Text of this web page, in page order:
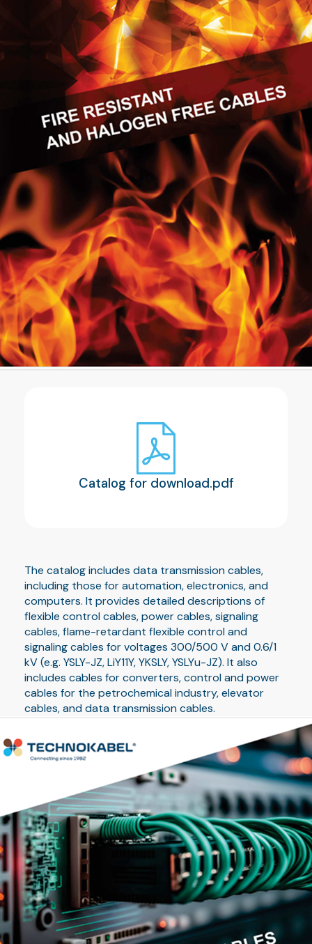
Catalog for download.pdf
The catalog includes data transmission cables,
including those for automation, electronics, and
computers. It provides detailed descriptions of
flexible control cables, power cables, signaling
cables, flame-retardant flexible control and
signaling cables for voltages 300/500 V and 0.6/1
kV (e.g. YSLY-JZ, LiY11Y, YKSLY, YSLYu-JZ). It also
includes cables for converters, control and power
cables for the petrochemical industry, elevator
cables, and data transmission cables.